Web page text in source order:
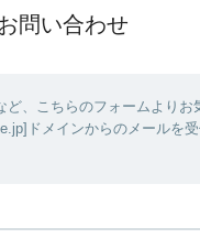
お問い合わせ
、こちらのフォームより
ドメインからのメールを